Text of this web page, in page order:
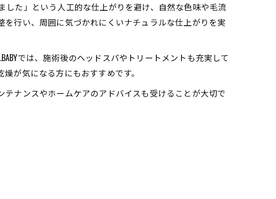
た」という人工的な仕上がりを避け、自然な色味や毛流
行い、周囲に気づかれにくいナチュラルな仕上がりを実
では、施術後のヘッドスパやトリートメントも充実して
が気になる方にもおすすめです。
ナンスやホームケアのアドバイスも受けることが大切で